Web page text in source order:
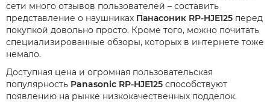
сети много отзывов пользователей – составить
представление о наушниках Панасоник RP-HJE125 перед
покупкой довольно просто. Кроме того, можно почитать
специализированные обзоры, которых в интернете тоже
немало.
Доступная цена и огромная пользовательская
популярность Panasonic RP-HJE125 способствуют
появлению на рынке низкокачественных подделок.